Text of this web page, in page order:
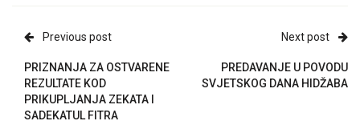
Previous post
PRIZNANJA ZA OSTVARENE
REZULTATE KOD
PRIKUPLJANJA ZEKATA I
SADEKATUL FITRA
Next post
PREDAVANJE U POVODU
SVJETSKOG DANA HIDŽABA